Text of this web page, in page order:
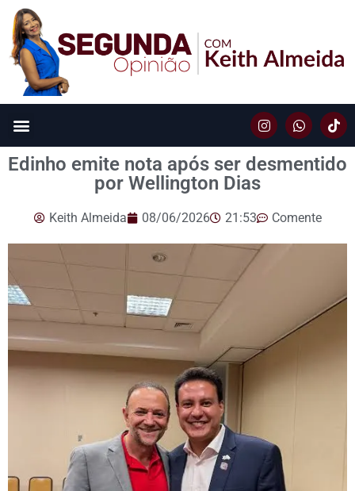
Edinho emite nota após ser desmentido
por Wellington Dias
Keith Almeida 08/06/2026 21:53 Comente